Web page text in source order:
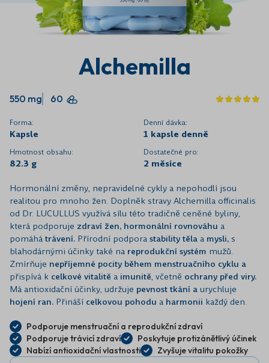
Alchemilla
550 mg 60
Forma:
Kapsle
Denní dávka:
1 kapsle denně
Hmotnost obsahu:
82.3 g
Dostatečné pro:
2 měsíce
Hormonální změny, nepravidelné cykly a nepohodlí jsou
realitou pro mnoho žen. Doplněk stravy Alchemilla officinalis
od Dr. LUCULLUS využívá sílu této tradičně ceněné byliny,
která podporuje zdraví žen, hormonální rovnováhu a
pomáhá trávení. Přírodní podpora stability těla a mysli, s
blahodárnými účinky také na reprodukční systém mužů.
Zmírňuje nepříjemné pocity během menstruačního cyklu a
přispívá k celkové vitalitě a imunitě, včetně ochrany před viry.
Má antioxidační účinky, udržuje pevnost tkání a urychluje
hojení ran. Přináší celkovou pohodu a harmonii každý den.
Podporuje menstruační a reprodukční zdraví
Podporuje trávicí zdraví
Poskytuje protizánětlivý účinek
Nabízí antioxidační vlastnosti
Zvyšuje vitalitu pokožky